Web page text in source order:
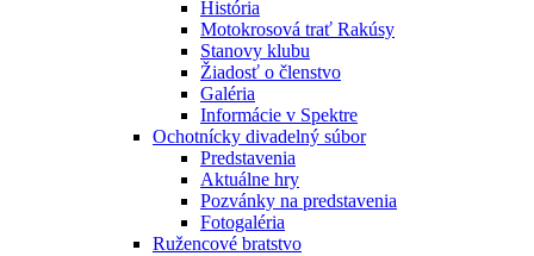
História
Motokrosová trať Rakúsy
Stanovy klubu
Žiadosť o členstvo
Galéria
Informácie v Spektre
Ochotnícky divadelný súbor
Predstavenia
Aktuálne hry
Pozvánky na predstavenia
Fotogaléria
Ružencové bratstvo